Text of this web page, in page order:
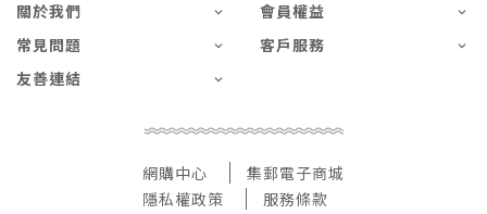
關於我們
會員權益
常見問題
客戶服務
友善連結
網購中心
集郵電子商城
隱私權政策
服務條款